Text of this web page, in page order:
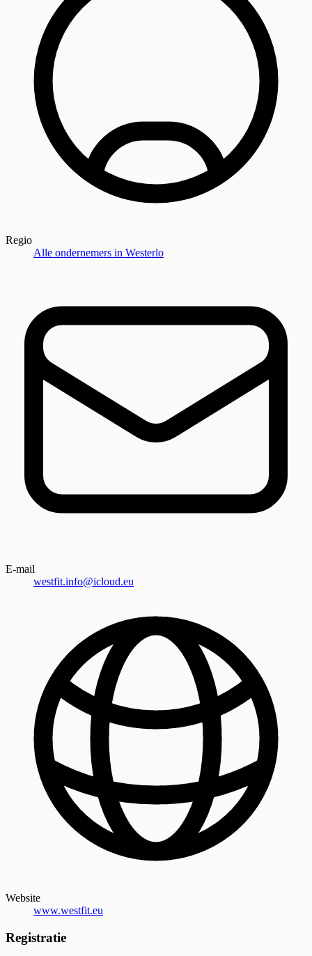
Regio
Alle ondernemers in Westerlo
E-mail
westfit.info@icloud.eu
Website
www.westfit.eu
Registratie